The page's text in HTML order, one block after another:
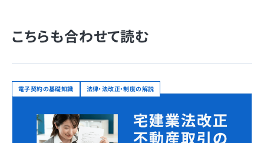
こちらも合わせて読む
電子契約の基礎知識 法律・法改正・制度の解説